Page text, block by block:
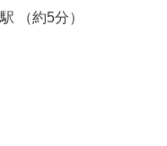
（約5分）